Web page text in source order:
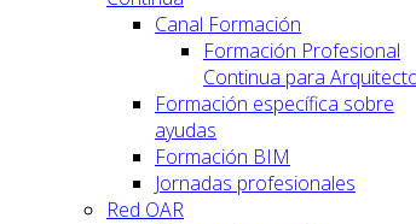
Canal Formación
Formación Profesional
Continua para
Formación específica sobre
ayudas
Formación BIM
Jornadas profesionales
Red OAR